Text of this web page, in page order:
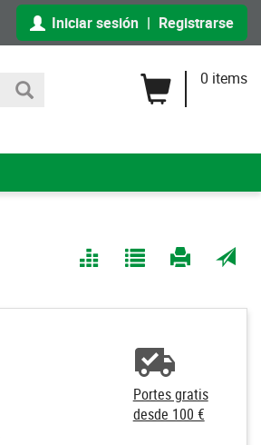
Iniciar sesión | Registrarse
0 items
Portes gratis
desde 100 €